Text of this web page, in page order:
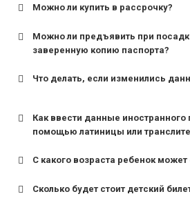
Можно ли купить в рассрочку?
Можно ли предъявить при
заверенную копию паспорта?
Что делать, если изменились
Как ввести данные иностранного
помощью латиницы или
С какого возраста ребенок может
Сколько будет стоит детский